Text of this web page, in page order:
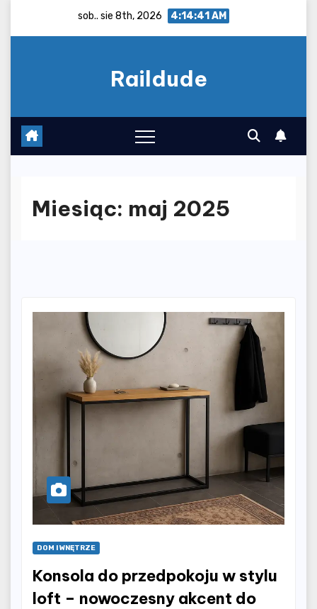
sob.. sie 8th, 2026 4:14:41 AM
Raildude
Miesiąc: maj 2025
DOM I WNĘTRZE
Konsola do przedpokoju w stylu
loft – nowoczesny akcent do